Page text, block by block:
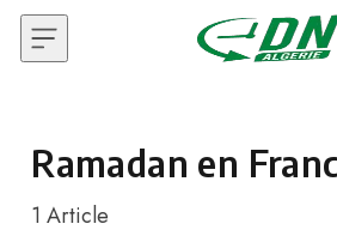
Skip to content
Ramadan en
1 Article